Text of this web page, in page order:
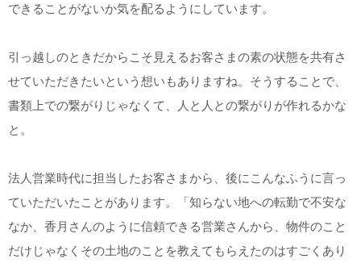
できることがないか気を配るようにしています。
引っ越しのときだからこそ見えるお客さまの素の状態を共有さ
せていただきたいという想いもありますね。そうすることで、
書類上での繋がりじゃなくて、人と人との繋がりが作れるかな
と。
法人営業時代に担当したお客さまから、後にこんなふうに言っ
ていただいたことがあります。「知らない地への転勤で不安な
なか、香月さんのように信頼できる営業さんから、物件のこと
だけじゃなくその土地のことを教えてもらえたのはすごくあり